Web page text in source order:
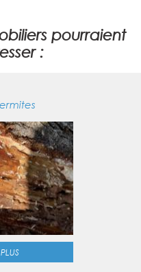
pourraient
:
PLUS